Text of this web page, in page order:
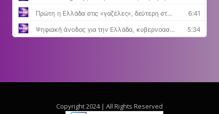
Copyright 2024 | All Rights Reserved